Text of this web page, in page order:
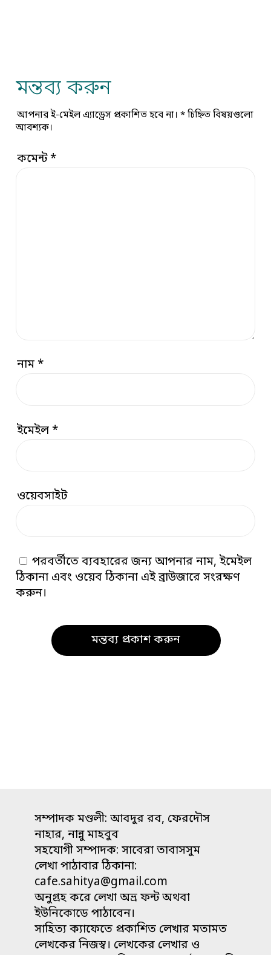
মন্তব্য করুন
আপনার ই-মেইল এ্যাড্রেস প্রকাশিত হবে না। *চিহ্নিত বিষয়গুলো
আবশ্যক।
কমেন্ট*
নাম*
ইমেইল*
ওয়েবসাইট
পরবর্তীতে ব্যবহারের জন্য আপনার নাম, ইমেইল
ঠিকানা এবং ওয়েব ঠিকানা এই ব্রাউজারে সংরক্ষণ
করুন।
সম্পাদক মণ্ডলী: আবদুর রব, ফেরদৌস
নাহার, নান্নু মাহবুব
সহযোগী সম্পাদক: সাবেরা তাবাসসুম
লেখা পাঠাবার ঠিকানা:
cafe.sahitya@gmail.com
অনুগ্রহ করে লেখা অভ্র ফন্ট অথবা
ইউনিকোডে পাঠাবেন।
সাহিত্য ক্যাফেতে প্রকাশিত লেখার মতামত
লেখকের নিজস্ব। লেখকের লেখার ও